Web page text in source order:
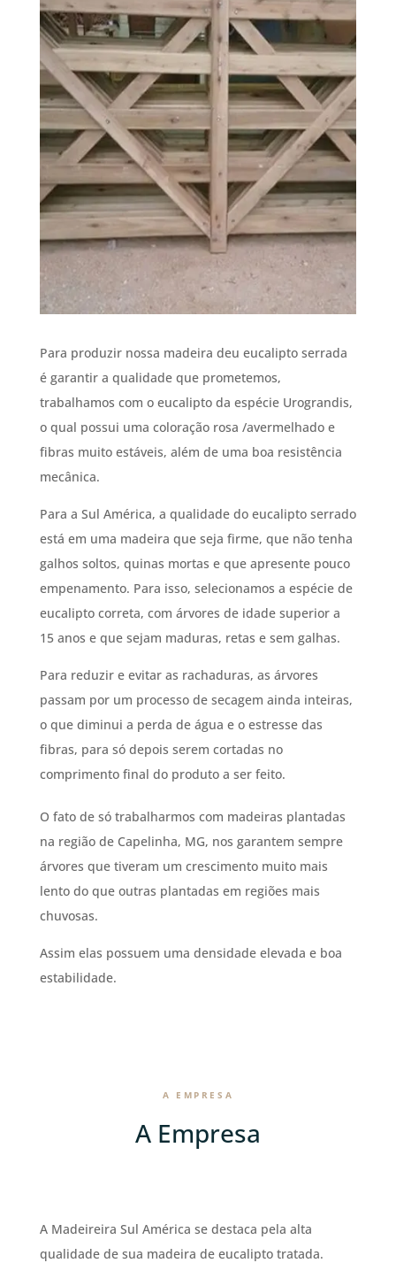
Para produzir nossa madeira deu eucalipto serrada
é garantir a qualidade que prometemos,
trabalhamos com o eucalipto da espécie Urograndis,
o qual possui uma coloração rosa /avermelhado e
fibras muito estáveis, além de uma boa resistência
mecânica.
Para a Sul América, a qualidade do eucalipto serrado
está em uma madeira que seja firme, que não tenha
galhos soltos, quinas mortas e que apresente pouco
empenamento. Para isso, selecionamos a espécie de
eucalipto correta, com árvores de idade superior a
15 anos e que sejam maduras, retas e sem galhas.
Para reduzir e evitar as rachaduras, as árvores
passam por um processo de secagem ainda inteiras,
o que diminui a perda de água e o estresse das
fibras, para só depois serem cortadas no
comprimento final do produto a ser feito.
O fato de só trabalharmos com madeiras plantadas
na região de Capelinha, MG, nos garantem sempre
árvores que tiveram um crescimento muito mais
lento do que outras plantadas em regiões mais
chuvosas.
Assim elas possuem uma densidade elevada e boa
estabilidade.
A EMPRESA
A Empresa
A Madeireira Sul América se destaca pela alta
qualidade de sua madeira de eucalipto tratada.